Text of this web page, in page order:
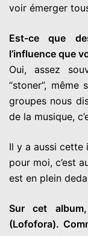
voir émerger
Est-ce que
l’influence que
Oui, assez
“stoner”, même
groupes nous
de la musique,
Il y a aussi cette
pour moi, c’est
est en plein
Sur cet
(Lofofora).